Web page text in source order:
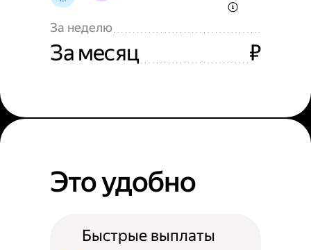
За неделю
За месяц ₽
Это удобно
Быстрые выплаты